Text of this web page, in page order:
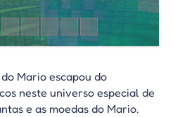
Mario escapou do
neste universo especial de
e as moedas do Mario.